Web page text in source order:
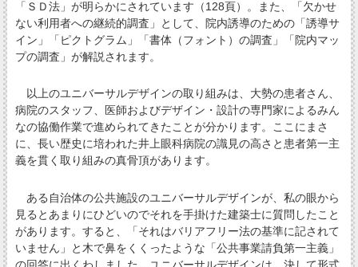
「ＳＤ法」が明らかにされています（128頁）。また、「欠かせ
ない利用者への継続的調査」として、院内誘導のための「誘導サ
イン」「ピクトグラム」「書体（フォント）の調査」「院内マッ
プの調査」が解説されます。
以上のユニバーサルデザインの取り組みは、大勢の患者さん、
病院のスタッフ、医師およびデザイン・設計の専門家によるみん
なの協働作業で進められてきたことが分かります。ここにまさ
に、長い歴史に培われた井上眼科病院の識見の高さと患者第一主
義を貫く取り組みの真骨頂があります。
ある自治体の公共施設のユニバーサルデザインが、私の眼から
見るとあまりにひどいのでそれを手掛けた建築士に質問したこと
があります。すると、「それはバリアフリー法の基準に記されて
いません」と木で鼻をくくったような「公共事業請負第一主義」
の回答に出くわしました。ユニバーサルデザインは、決して形式